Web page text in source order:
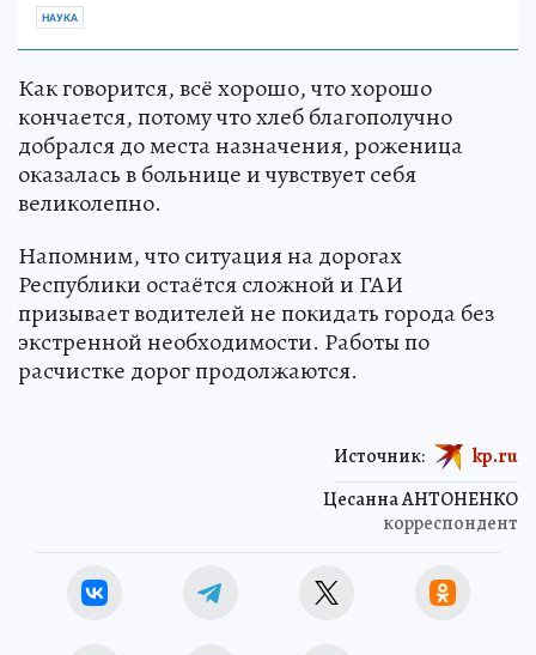
НАУКА
Как говорится, всё хорошо, что хорошо
кончается, потому что хлеб благополучно
добрался до места назначения, роженица
оказалась в больнице и чувствует себя
великолепно.
Напомним, что ситуация на дорогах
Республики остаётся сложной и ГАИ
призывает водителей не покидать города без
экстренной необходимости. Работы по
расчистке дорог продолжаются.
Цесанна АНТОНЕНКО
корреспондент
Источник: kp.ru